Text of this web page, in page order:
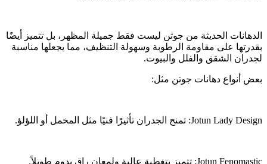
الدهانات الحديثة من جوتن ليست فقط جميلة المظهر، بل تتميز أيضًا
بقدرتها على مقاومة الرطوبة وسهولة التنظيف، مما يجعلها مناسبة
لجدران الشقق والفلل والبيوت.
بعض أنواع دهانات جوتن مثل:
Jotun Lady Design: تمنح الجدران تأثيرًا فنيًا مثل المخمل أو اللؤلؤ.
Jotun Fenomastic: تتميز بتغطية عالية ولمعان راقٍ يدوم طويلاً.